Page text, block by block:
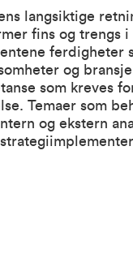
langsiktige
fins og trengs i
ferdigheter
og
som kreves
Temaer som
og ekstern